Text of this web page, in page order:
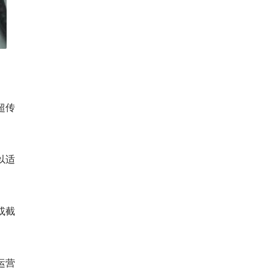
传
适
截
营